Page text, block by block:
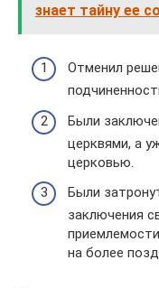
знает тайну ее
Отменил
Были
церквями, а
церковью.
Были
заключения
на более